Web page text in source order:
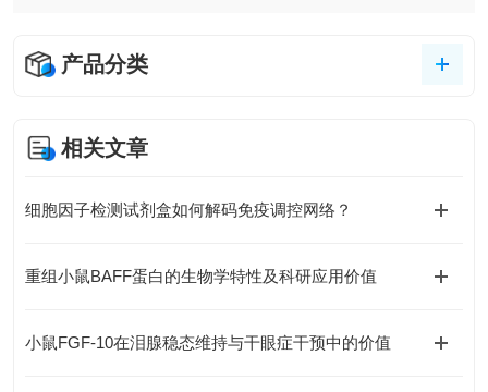
产品分类
相关文章
细胞因子检测试剂盒如何解码免疫调控网络？
重组小鼠BAFF蛋白的生物学特性及科研应用价值
小鼠FGF-10在泪腺稳态维持与干眼症干预中的价值